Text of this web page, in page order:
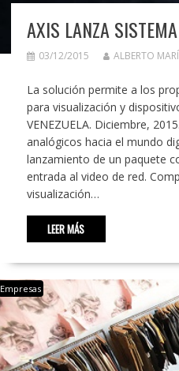
AXIS LANZA
03/12/2015 ALBERTO
La solución permite a los
para visualización y
VENEZUELA. Diciembre,
analógicos hacia el mundo
lanzamiento de un paquete
entrada al video de red.
visualización…
LEER MÁS
Empresas